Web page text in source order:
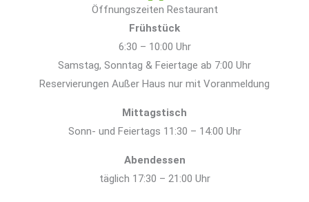
Öffnungszeiten Restaurant
Frühstück
6:30 – 10:00 Uhr
Samstag, Sonntag & Feiertage ab 7:00 Uhr
Reservierungen Außer Haus nur mit Voranmeldung
Mittagstisch
Sonn- und Feiertags 11:30 – 14:00 Uhr
Abendessen
täglich 17:30 – 21:00 Uhr